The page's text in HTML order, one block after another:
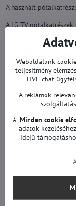
A használt
A LG TV
Pótalkatrészek |
Minden
teszteljük
Weboldalunk
teljesítmény
LIVE chat
A reklámok
A „ Minden cookie
adatok
idejű